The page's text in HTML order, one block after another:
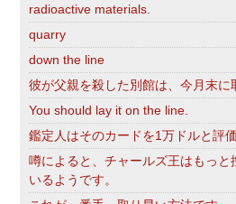
radioactive materials.
quarry
down the line
彼が父親を殺した別館は、今月末に
You should lay it on the line.
鑑定人はそのカードを1万ドルと評価
噂によると、チャールズ王はもっ
いるようです。